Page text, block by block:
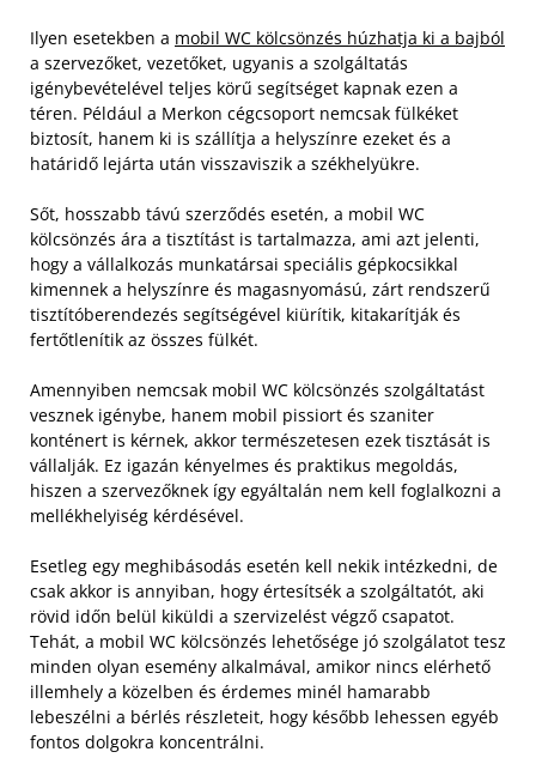
Ilyen esetekben a mobil WC kölcsönzés húzhatja ki a bajból
a szervezőket, vezetőket, ugyanis a szolgáltatás
igénybevételével teljes körű segítséget kapnak ezen a
téren. Például a Merkon cégcsoport nemcsak fülkéket
biztosít, hanem ki is szállítja a helyszínre ezeket és a
határidő lejárta után visszaviszik a székhelyükre.
Sőt, hosszabb távú szerződés esetén, a mobil WC
kölcsönzés ára a tisztítást is tartalmazza, ami azt jelenti,
hogy a vállalkozás munkatársai speciális gépkocsikkal
kimennek a helyszínre és magasnyomású, zárt rendszerű
tisztítóberendezés segítségével kiürítik, kitakarítják és
fertőtlenítik az összes fülkét.
Amennyiben nemcsak mobil WC kölcsönzés szolgáltatást
vesznek igénybe, hanem mobil pissiort és szaniter
konténert is kérnek, akkor természetesen ezek tisztását is
vállalják. Ez igazán kényelmes és praktikus megoldás,
hiszen a szervezőknek így egyáltalán nem kell foglalkozni a
mellékhelyiség kérdésével.
Esetleg egy meghibásodás esetén kell nekik intézkedni, de
csak akkor is annyiban, hogy értesítsék a szolgáltatót, aki
rövid időn belül kiküldi a szervizelést végző csapatot.
Tehát, a mobil WC kölcsönzés lehetősége jó szolgálatot tesz
minden olyan esemény alkalmával, amikor nincs elérhető
illemhely a közelben és érdemes minél hamarabb
lebeszélni a bérlés részleteit, hogy később lehessen egyéb
fontos dolgokra koncentrálni.